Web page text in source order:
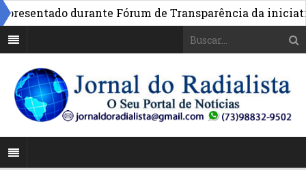
durante Fórum de Transparência da iniciativa